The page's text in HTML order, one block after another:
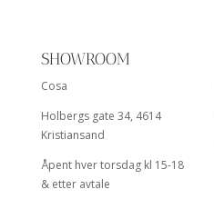
SHOWROOM
Cosa
Holbergs gate 34, 4614
Kristiansand
Åpent hver torsdag kl 15-18
& etter avtale